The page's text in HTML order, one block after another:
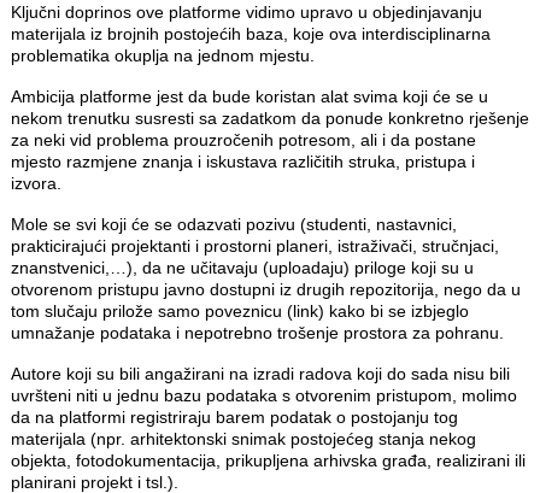
Ključni doprinos ove platforme vidimo upravo u objedinjavanju
materijala iz brojnih postojećih baza, koje ova interdisciplinarna
problematika okuplja na jednom mjestu.
Ambicija platforme jest da bude koristan alat svima koji će se u
nekom trenutku susresti sa zadatkom da ponude konkretno rješenje
za neki vid problema prouzročenih potresom, ali i da postane
mjesto razmjene znanja i iskustava različitih struka, pristupa i
izvora.
Mole se svi koji će se odazvati pozivu (studenti, nastavnici,
prakticirajući projektanti i prostorni planeri, istraživači, stručnjaci,
znanstvenici,…), da ne učitavaju (uploadaju) priloge koji su u
otvorenom pristupu javno dostupni iz drugih repozitorija, nego da u
tom slučaju prilože samo poveznicu (link) kako bi se izbjeglo
umnažanje podataka i nepotrebno trošenje prostora za pohranu.
Autore koji su bili angažirani na izradi radova koji do sada nisu bili
uvršteni niti u jednu bazu podataka s otvorenim pristupom, molimo
da na platformi registriraju barem podatak o postojanju tog
materijala (npr. arhitektonski snimak postojećeg stanja nekog
objekta, fotodokumentacija, prikupljena arhivska građa, realizirani ili
planirani projekt i tsl.).